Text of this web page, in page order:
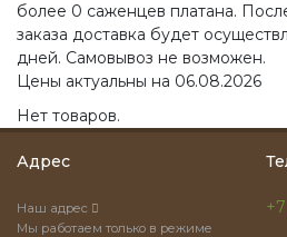
более 0 саженцев платана.
заказа доставка будет
дней. Самовывоз не возможен.
Цены актуальны на 06.08.2026
Нет товаров.
Адрес
Наш адрес
Мы работаем только в режиме